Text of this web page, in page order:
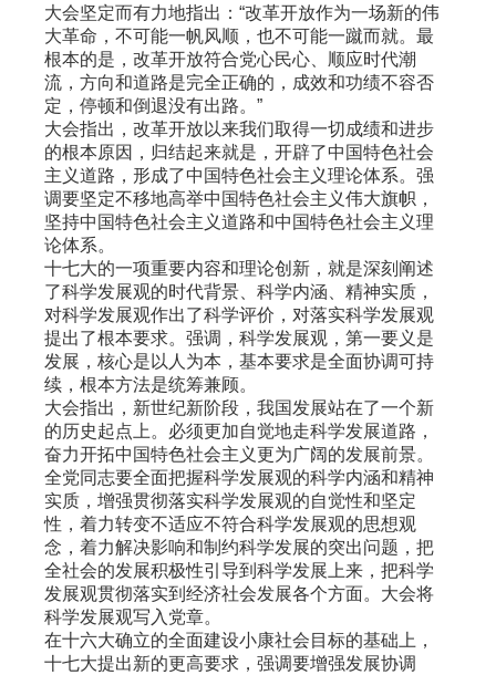
大会坚定而有力地指出： “改革开放作为一场新的伟
大革命，不可能一帆风顺，也不可能一蹴而就。最
根本的是，改革开放符合党心民心、顺应时代潮
流，方向和道路是完全正确的，成效和功绩不容否
定，停顿和倒退没有出路。 ”
大会指出，改革开放以来我们取得一切成绩和进步
的根本原因，归结起来就是，开辟了中国特色社会
主义道路，形成了中国特色社会主义理论体系。强
调要坚定不移地高举中国特色社会主义伟大旗帜，
坚持中国特色社会主义道路和中国特色社会主义理
论体系。
十七大的一项重要内容和理论创新，就是深刻阐述
了科学发展观的时代背景、科学内涵、精神实质，
对科学发展观作出了科学评价，对落实科学发展观
提出了根本要求。强调，科学发展观，第一要义是
发展，核心是以人为本，基本要求是全面协调可持
续，根本方法是统筹兼顾。
大会指出，新世纪新阶段，我国发展站在了一个新
的历史起点上。必须更加自觉地走科学发展道路，
奋力开拓中国特色社会主义更为广阔的发展前景。
全党同志要全面把握科学发展观的科学内涵和精神
实质，增强贯彻落实科学发展观的自觉性和坚定
性，着力转变不适应不符合科学发展观的思想观
念，着力解决影响和制约科学发展的突出问题，把
全社会的发展积极性引导到科学发展上来，把科学
发展观贯彻落实到经济社会发展各个方面。大会将
科学发展观写入党章。
在十六大确立的全面建设小康社会目标的基础上，
十七大提出新的更高要求，强调要增强发展协调